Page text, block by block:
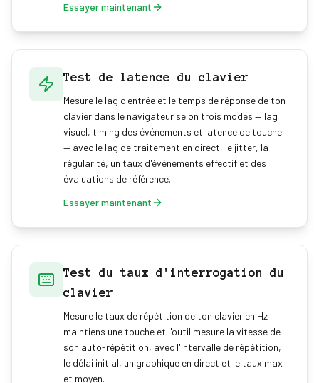
Essayer maintenant
Test de latence du clavier
Mesure le lag d'entrée et le temps de réponse de ton
clavier dans le navigateur selon trois modes — lag
visuel, timing des événements et latence de touche
— avec le lag de traitement en direct, le jitter, la
régularité, un taux d'événements effectif et des
évaluations de référence.
Essayer maintenant
Test du taux d'interrogation du
clavier
Mesure le taux de répétition de ton clavier en Hz —
maintiens une touche et l'outil mesure la vitesse de
son auto-répétition, avec l'intervalle de répétition,
le délai initial, un graphique en direct et le taux max
et moyen.